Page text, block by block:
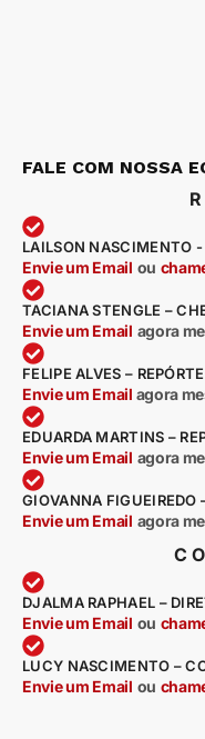
FALE COM NOSSA
LAILSON NASCIMENTO -
Envie um Email ou
TACIANA STENGLE –
Envie um Email agora
FELIPE ALVES –
Envie um Email agora
EDUARDA MARTINS –
Envie um Email agora
GIOVANNA FIGUEIREDO
Envie um Email agora
DJALMA RAPHAEL –
Envie um Email ou
LUCY NASCIMENTO –
Envie um Email ou